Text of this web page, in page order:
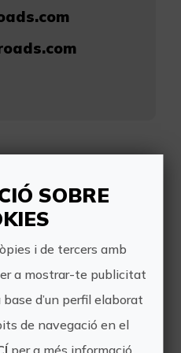
Roads
SOBRE
i de tercers amb
a mostrar-te publicitat
d’un perfil elaborat
de navegació en el
per a més informació.